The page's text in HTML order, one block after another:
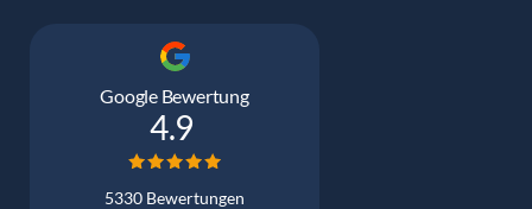
Google Bewertung
4.9
5330 Bewertungen